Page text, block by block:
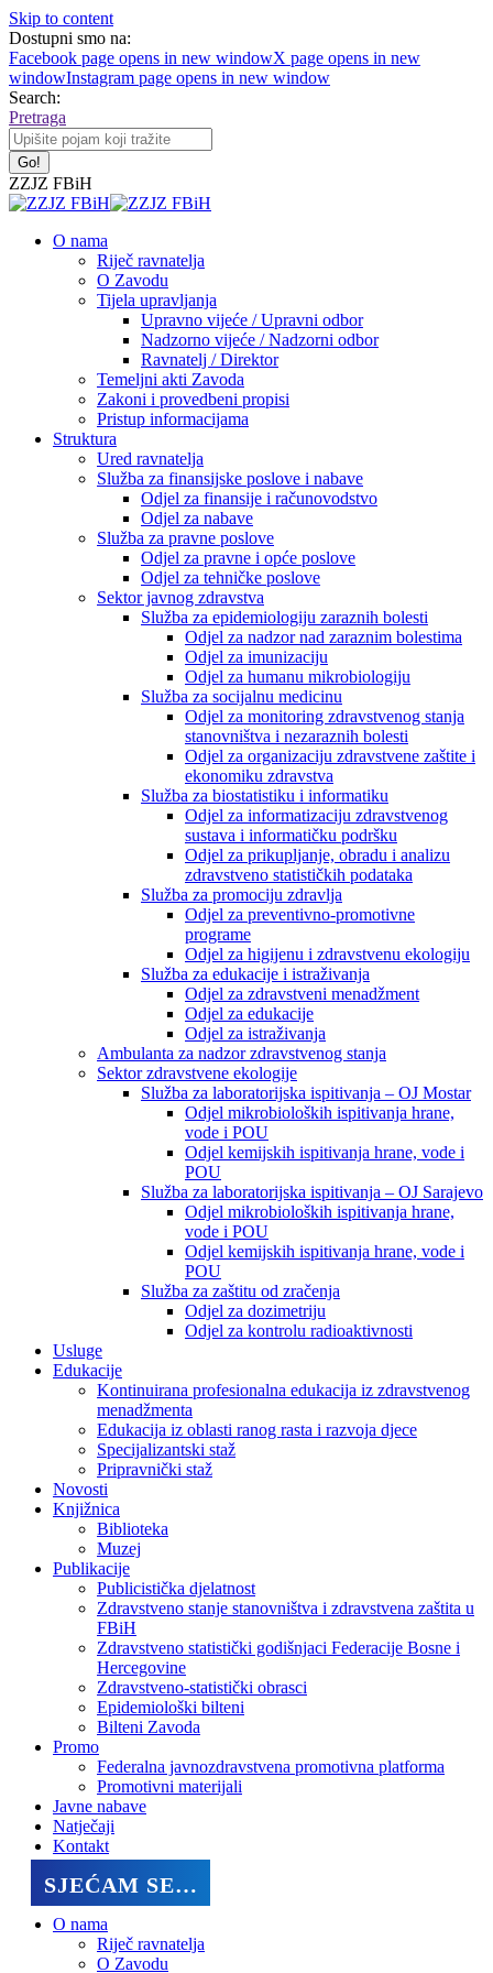
Skip to content
Dostupni smo na:
Facebook page opens in new windowX page opens in new
windowInstagram page opens in new window
Search:
Pretraga
ZZJZ FBiH
O nama
Riječ ravnatelja
O Zavodu
Tijela upravljanja
Upravno vijeće / Upravni odbor
Nadzorno vijeće / Nadzorni odbor
Ravnatelj / Direktor
Temeljni akti Zavoda
Zakoni i provedbeni propisi
Pristup informacijama
Struktura
Ured ravnatelja
Služba za finansijske poslove i nabave
Odjel za finansije i računovodstvo
Odjel za nabave
Služba za pravne poslove
Odjel za pravne i opće poslove
Odjel za tehničke poslove
Sektor javnog zdravstva
Služba za epidemiologiju zaraznih bolesti
Odjel za nadzor nad zaraznim bolestima
Odjel za imunizaciju
Odjel za humanu mikrobiologiju
Služba za socijalnu medicinu
Odjel za monitoring zdravstvenog stanja
stanovništva i nezaraznih bolesti
Odjel za organizaciju zdravstvene zaštite i
ekonomiku zdravstva
Služba za biostatistiku i informatiku
Odjel za informatizaciju zdravstvenog
sustava i informatičku podršku
Odjel za prikupljanje, obradu i analizu
zdravstveno statističkih podataka
Služba za promociju zdravlja
Odjel za preventivno-promotivne
programe
Odjel za higijenu i zdravstvenu ekologiju
Služba za edukacije i istraživanja
Odjel za zdravstveni menadžment
Odjel za edukacije
Odjel za istraživanja
Ambulanta za nadzor zdravstvenog stanja
Sektor zdravstvene ekologije
Služba za laboratorijska ispitivanja – OJ Mostar
Odjel mikrobioloških ispitivanja hrane,
vode i POU
Odjel kemijskih ispitivanja hrane, vode i
POU
Služba za laboratorijska ispitivanja – OJ Sarajevo
Odjel mikrobioloških ispitivanja hrane,
vode i POU
Odjel kemijskih ispitivanja hrane, vode i
POU
Služba za zaštitu od zračenja
Odjel za dozimetriju
Odjel za kontrolu radioaktivnosti
Usluge
Edukacije
Kontinuirana profesionalna edukacija iz zdravstvenog
menadžmenta
Edukacija iz oblasti ranog rasta i razvoja djece
Specijalizantski staž
Pripravnički staž
Novosti
Knjižnica
Biblioteka
Muzej
Publikacije
Publicistička djelatnost
Zdravstveno stanje stanovništva i zdravstvena zaštita u
FBiH
Zdravstveno statistički godišnjaci Federacije Bosne i
Hercegovine
Zdravstveno-statistički obrasci
Epidemiološki bilteni
Bilteni Zavoda
Promo
Federalna javnozdravstvena promotivna platforma
Promotivni materijali
Javne nabave
Natječaji
Kontakt
SJEĆAM SE…
O nama
Riječ ravnatelja
O Zavodu